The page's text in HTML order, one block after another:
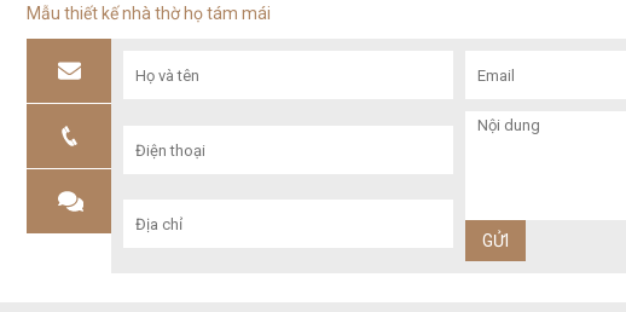
Mẫu thiết kế nhà thờ họ tám mái